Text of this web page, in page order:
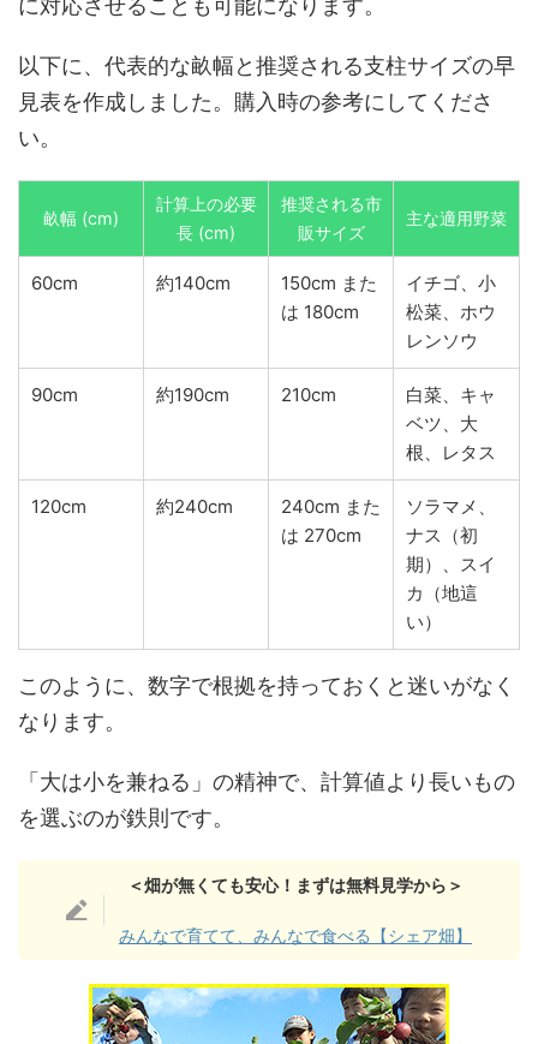
以下に、代表的な畝幅と推奨される支柱サイズの早
見表を作成しました。購入時の参考にしてくださ
い。
畝幅 (cm)
計算上の必要
長 (cm)
推奨される市
販サイズ
主な適用野菜
60cm 約140cm
150cm また
は 180cm
イチゴ、小
松菜、ホウ
レンソウ
90cm 約190cm 210cm
白菜、キャ
ベツ、大
根、レタス
120cm 約240cm
240cm また
は 270cm
ソラマメ、
ナス（初
期）、スイ
カ（地這
い）
このように、数字で根拠を持っておくと迷いがなく
なります。
「大は小を兼ねる」の精神で、計算値より長いもの
を選ぶのが鉄則です。
＜畑が無くても安心！まずは無料見学から＞
みんなで育てて、みんなで食べる【シェア畑】